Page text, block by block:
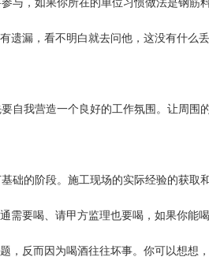
遗漏，看不明白就去问他，这没有什么
自我营造一个良好的工作氛围。让周围
础的阶段。施工现场的实际经验的获取
需要喝、请甲方监理也要喝，如果你
，反而因为喝酒往往坏事。你可以想